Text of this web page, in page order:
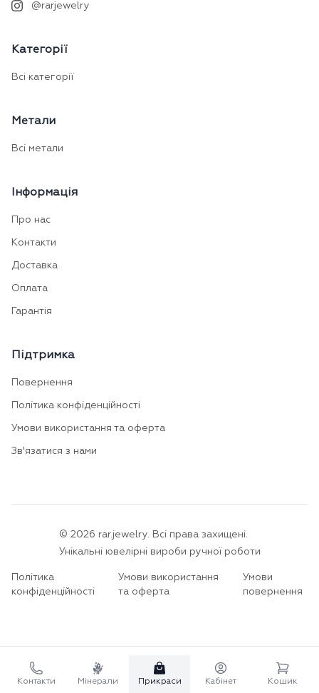
@rarjewelry
Категорії
Всі категорії
Метали
Всі метали
Інформація
Про нас
Контакти
Доставка
Оплата
Гарантія
Підтримка
Повернення
Політика конфіденційності
Умови використання та оферта
Зв'язатися з нами
© 2026 rar.jewelry.
Всі права захищені.
Унікальні ювелірні вироби ручної роботи
Політика
конфіденційності
Умови використання
та оферта
Умови
повернення
Контакти Мінерали Прикраси Кабінет Кошик